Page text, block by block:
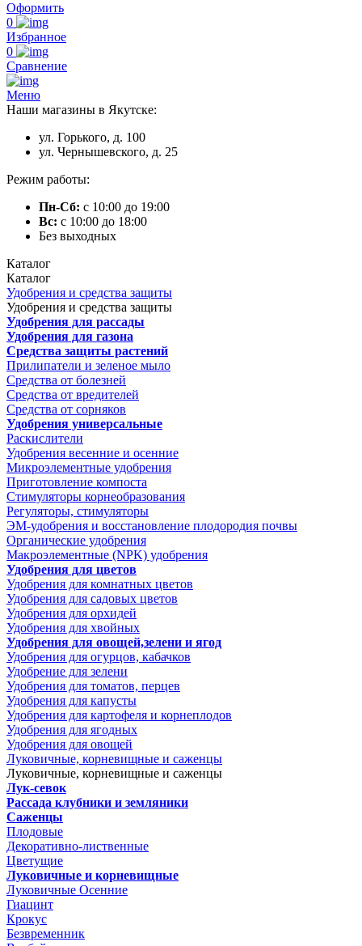
Оформить
0
Избранное
0
Сравнение
Меню
Наши магазины в Якутске:
ул. Горького, д. 100
ул. Чернышевского, д. 25
Режим работы:
Пн-Сб: с 10:00 до 19:00
Вс: с 10:00 до 18:00
Без выходных
Каталог
Каталог
Удобрения и средства защиты
Удобрения и средства защиты
Удобрения для рассады
Удобрения для газона
Средства защиты растений
Прилипатели и зеленое мыло
Средства от болезней
Средства от вредителей
Средства от сорняков
Удобрения универсальные
Раскислители
Удобрения весенние и осенние
Микроэлементные удобрения
Приготовление компоста
Стимуляторы корнеобразования
Регуляторы, стимуляторы
ЭМ-удобрения и восстановление плодородия почвы
Органические удобрения
Макроэлементные (NPK) удобрения
Удобрения для цветов
Удобрения для комнатных цветов
Удобрения для садовых цветов
Удобрения для орхидей
Удобрения для хвойных
Удобрения для овощей,зелени и ягод
Удобрения для огурцов, кабачков
Удобрение для зелени
Удобрения для томатов, перцев
Удобрения для капусты
Удобрения для картофеля и корнеплодов
Удобрения для ягодных
Удобрения для овощей
Луковичные, корневищные и саженцы
Луковичные, корневищные и саженцы
Лук-севок
Рассада клубники и земляники
Саженцы
Плодовые
Декоративно-лиственные
Цветущие
Луковичные и корневищные
Луковичные Осенние
Гиацинт
Крокус
Безвременник